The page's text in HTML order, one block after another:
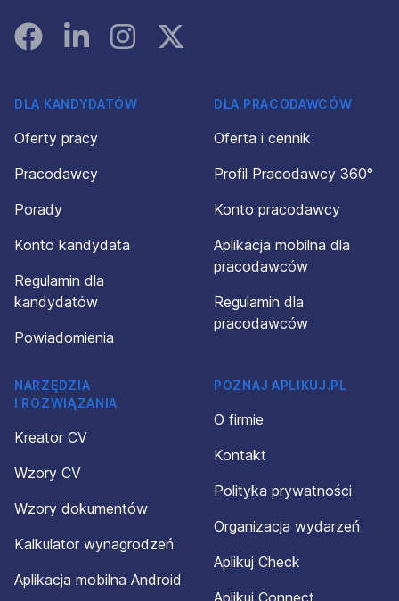
FacebookLinked InInstagramInstagram
DLA KANDYDATÓW
Oferty pracy
Pracodawcy
Porady
Konto kandydata
Regulamin dla
kandydatów
Powiadomienia
DLA PRACODAWCÓW
Oferta i cennik
Profil Pracodawcy 360°
Konto pracodawcy
Aplikacja mobilna dla
pracodawców
Regulamin dla
pracodawców
NARZĘDZIA
I ROZWIĄZANIA
Kreator CV
Wzory CV
Wzory dokumentów
Kalkulator wynagrodzeń
Aplikacja mobilna Android
POZNAJ APLIKUJ.PL
O firmie
Kontakt
Polityka prywatności
Organizacja wydarzeń
Aplikuj Check
Aplikuj Connect